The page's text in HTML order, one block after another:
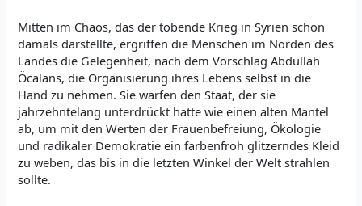
Mitten im Chaos, das der tobende Krieg in Syrien schon
damals darstellte, ergriffen die Menschen im Norden des
Landes die Gelegenheit, nach dem Vorschlag Abdullah
Öcalans, die Organisierung ihres Lebens selbst in die
Hand zu nehmen. Sie warfen den Staat, der sie
jahrzehntelang unterdrückt hatte wie einen alten Mantel
ab, um mit den Werten der Frauenbefreiung, Ökologie
und radikaler Demokratie ein farbenfroh glitzerndes Kleid
zu weben, das bis in die letzten Winkel der Welt strahlen
sollte.